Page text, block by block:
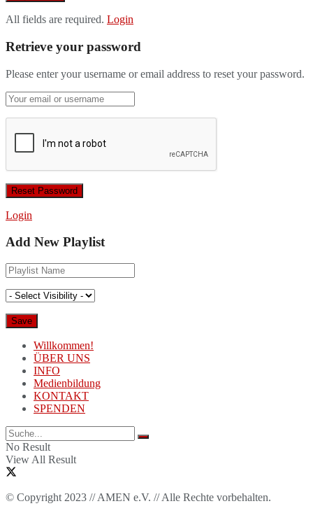
All fields are required. Login
Retrieve your password
Please enter your username or email address to reset your password.
Login
Add New Playlist
Willkommen!
ÜBER UNS
INFO
Medienbildung
KONTAKT
SPENDEN
No Result
View All Result
© Copyright 2023 // AMEN e.V. // Alle Rechte vorbehalten.